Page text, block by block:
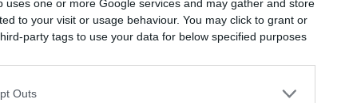
uses one or more Google services and may gather and store
to your visit or usage behaviour. You may click to grant or
party tags to use your data for below specified purposes
Outs